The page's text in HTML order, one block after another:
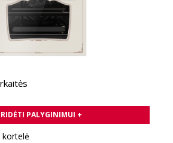
PALYGINIMUI +
kortelė